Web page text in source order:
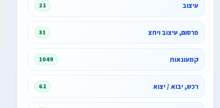
עיצוב 21
פרסום, עיצוב ויחצ 31
קמעונאות 1049
רכש, יבוא / יצוא 62